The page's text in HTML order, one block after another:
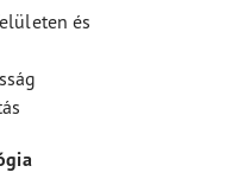
és